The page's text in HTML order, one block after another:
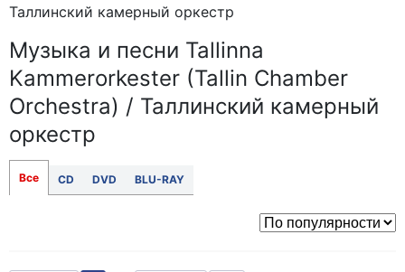
Таллинский камерный оркестр
Музыка и песни Tallinna
Kammerorkester (Tallin Chamber
Orchestra) / Таллинский камерный
оркестр
Все CD DVD BLU-RAY